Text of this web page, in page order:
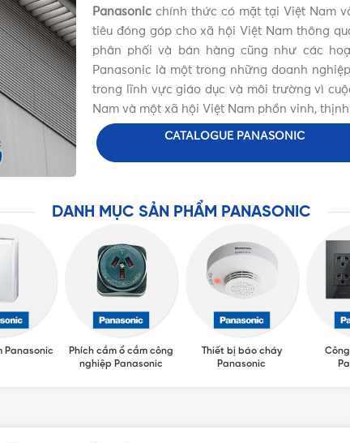
Panasonic chính thức có mặt tại Việt Nam
tiêu đóng góp cho xã hội Việt Nam thông
phân phối và bán hàng cũng như các
Panasonic là một trong những doanh
trong lĩnh vực giáo dục và môi trường vì
Nam và một xã hội Việt Nam phồn vinh,
CATALOGUE PANASONIC
DANH MỤC SẢN PHẨM PANASONIC
Panasonic
Phích cắm ổ cắm công
nghiệp Panasonic
Thiết bị báo cháy
Panasonic